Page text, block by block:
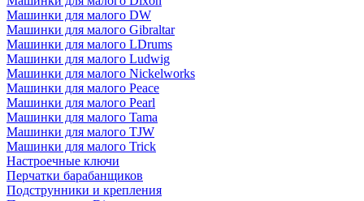
Машинки для малого DW
Машинки для малого Gibraltar
Машинки для малого LDrums
Машинки для малого Ludwig
Машинки для малого Nickelworks
Машинки для малого Peace
Машинки для малого Pearl
Машинки для малого Tama
Машинки для малого TJW
Машинки для малого Trick
Настроечные ключи
Перчатки барабанщиков
Подструнники и крепления